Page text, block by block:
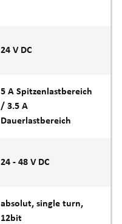
24 V DC
5 A Spitzenlastbereich
/ 3.5 A
Dauerlastbereich
24 - 48 V DC
absolut, single turn,
12bit